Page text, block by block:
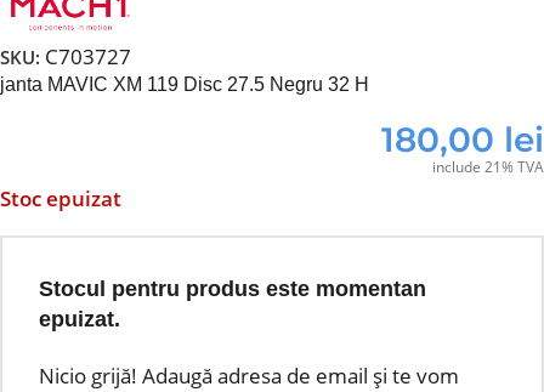
SKU: C703727
janta MAVIC XM 119 Disc 27.5 Negru 32 H
180,00 lei
include 21% TVA
Stoc epuizat
Stocul pentru produs este momentan
epuizat.
Nicio grijă! Adaugă adresa de email și te vom